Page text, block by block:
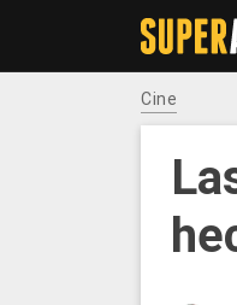
Cine